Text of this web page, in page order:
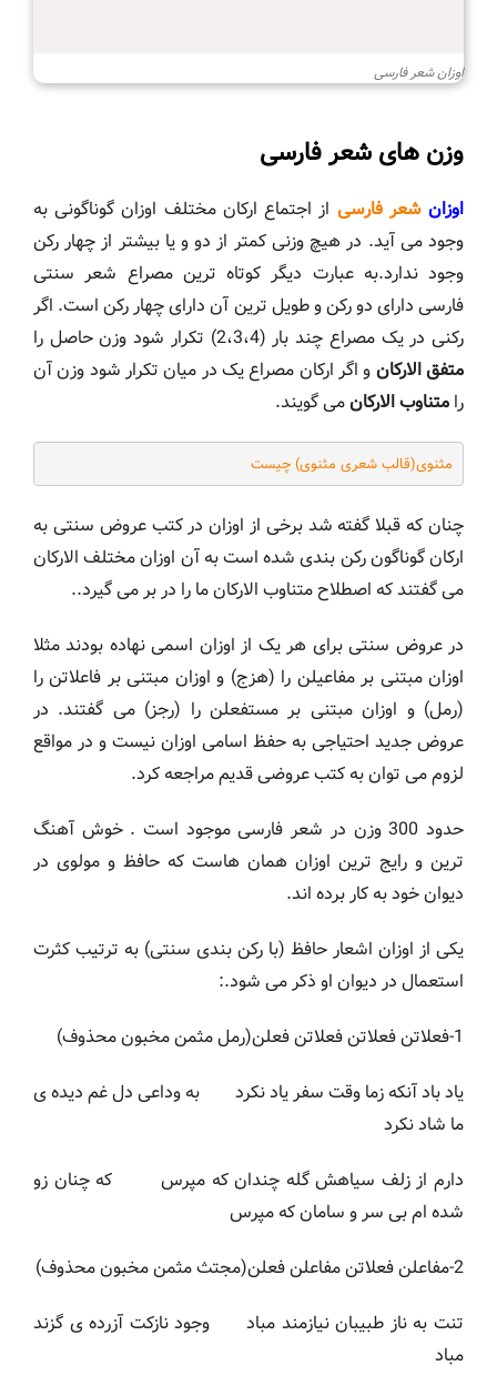
اوزان شعر فارسی
وزن های شعر فارسی
اوزانشعر فارسی از اجتماع ارکان مختلف اوزان گوناگونی به
وجود می آید. در هیچ وزنی کمتر از دو و یا بیشتر از چهار رکن
وجود ندارد.به عبارت دیگر کوتاه ترین مصراع شعر سنتی
فارسی دارای دو رکن و طویل ترین آن دارای چهار رکن است. اگر
رکنی در یک مصراع چند بار (2،3،4) تکرار شود وزن حاصل را
متفق الارکان و اگر ارکان مصراع یک در میان تکرار شود وزن آن
را متناوب الارکانمی گویند.
مثنوی(قالب شعری مثنوی) چیست
چنان که قبلا گفته شد برخی از اوزان در کتب عروض سنتی به
ارکان گوناگون رکن بندی شده است به آن اوزان مختلف الارکان
می گفتند که اصطلاح متناوب الارکان ما را در بر می گیرد..
در عروض سنتی برای هر یک از اوزان اسمی نهاده بودند مثلا
اوزان مبتنی بر مفاعیلن را (هزج) و اوزان مبتنی بر فاعلاتن را
(رمل) و اوزان مبتنی بر مستفعلن را (رجز) می گفتند. در
عروض جدید احتیاجی به حفظ اسامی اوزان نیست و در مواقع
لزوم می توان به کتب عروضی قدیم مراجعه کرد.
حدود 300 وزن در شعر فارسی موجود است . خوش آهنگ
ترین و رایج ترین اوزان همان هاست که حافظ و مولوی در
دیوان خود به کار برده اند.
یکی از اوزان اشعار حافظ (با رکن بندی سنتی) به ترتیب کثرت
استعمال در دیوان او ذکر می شود.:
1-فعلاتن فعلاتن فعلاتن فعلن(رمل مثمن مخبون محذوف)
یاد باد آنکه زما وقت سفر یاد نکرد به وداعی دل غم دیده ی
ما شاد نکرد
دارم از زلف سیاهش گله چندان که مپرس که چنان زو
شده ام بی سر و سامان که مپرس
2-مفاعلن فعلاتن مفاعلن فعلن(مجتث مثمن مخبون محذوف)
تنت به ناز طبیبان نیازمند مباد وجود نازکت آزرده ی گزند
مباد